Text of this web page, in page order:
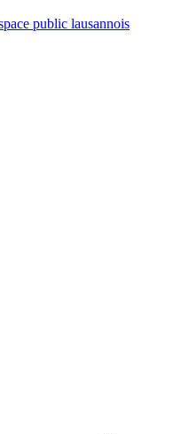
public lausannois